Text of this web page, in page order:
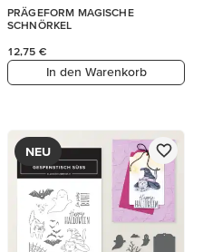
PRÄGEFORM MAGISCHE
SCHNÖRKEL
12,75 €
In den Warenkorb
NEU